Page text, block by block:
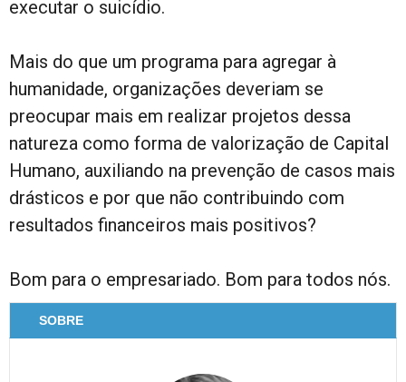
executar o suicídio.
Mais do que um programa para agregar à
humanidade, organizações deveriam se
preocupar mais em realizar projetos dessa
natureza como forma de valorização de Capital
Humano, auxiliando na prevenção de casos mais
drásticos e por que não contribuindo com
resultados financeiros mais positivos?
Bom para o empresariado. Bom para todos nós.
SOBRE